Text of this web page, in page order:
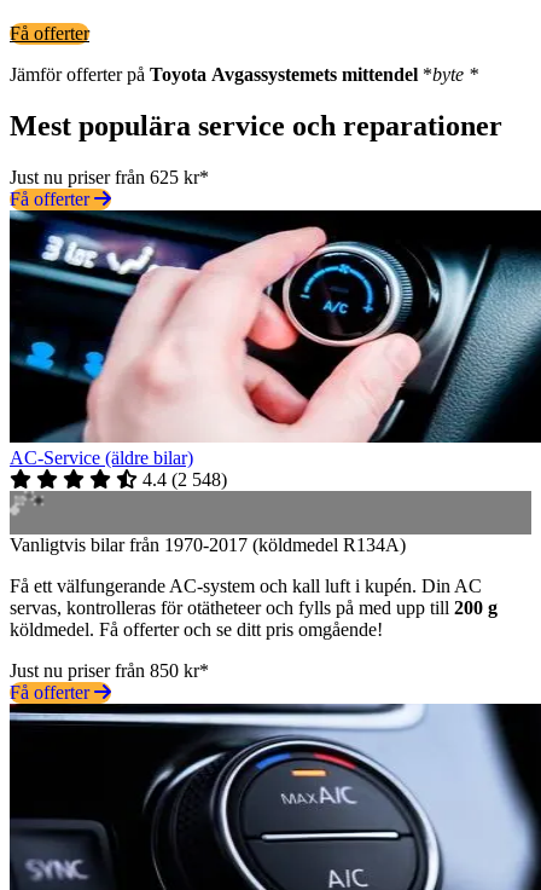
Få offerter
Jämför offerter på Toyota Avgassystemets mittendel *byte *
Mest populära service och reparationer
Just nu priser från 625 kr*
Få offerter
AC-Service (äldre bilar)
4.4 (2 548)
Vanligtvis bilar från 1970-2017 (köldmedel R134A)
Få ett välfungerande AC-system och kall luft i kupén. Din AC
servas, kontrolleras för otätheteer och fylls på med upp till 200 g
köldmedel. Få offerter och se ditt pris omgående!
Just nu priser från 850 kr*
Få offerter